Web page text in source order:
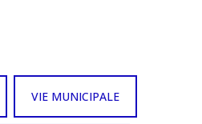
VIE MUNICIPALE